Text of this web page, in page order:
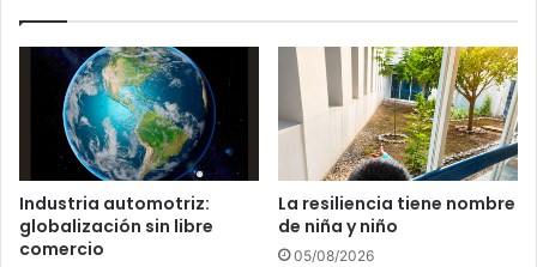
Industria automotriz:
globalización sin libre
comercio
La resiliencia tiene nombre
de niña y niño
05/08/2026